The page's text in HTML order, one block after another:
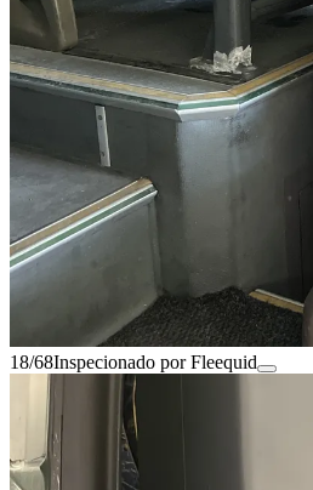
18/68Inspecionado por Fleequid